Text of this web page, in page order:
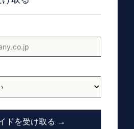
ドを受け取る →